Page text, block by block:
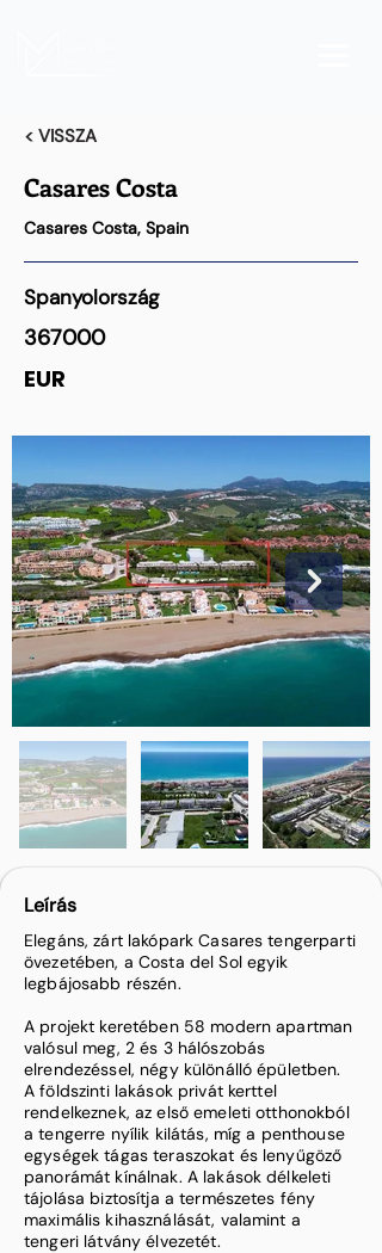
< VISSZA
Casares Costa
Casares Costa, Spain
Spanyolország
367000
EUR
Leírás
Elegáns, zárt lakópark Casares tengerparti
övezetében, a Costa del Sol egyik
legbájosabb részén.
A projekt keretében 58 modern apartman
valósul meg, 2 és 3 hálószobás
elrendezéssel, négy különálló épületben.
A földszinti lakások privát kerttel
rendelkeznek, az első emeleti otthonokból
a tengerre nyílik kilátás, míg a penthouse
egységek tágas teraszokat és lenyűgöző
panorámát kínálnak. A lakások délkeleti
tájolása biztosítja a természetes fény
maximális kihasználását, valamint a
tengeri látvány élvezetét.